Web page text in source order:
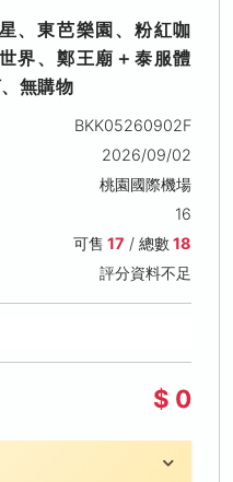
、東芭樂園、粉紅咖
界、鄭王廟＋泰服體
無購物
BKK05260902F
2026/09/02
桃園國際機場
16
可售 17 / 總數18
評分資料不足
$ 0